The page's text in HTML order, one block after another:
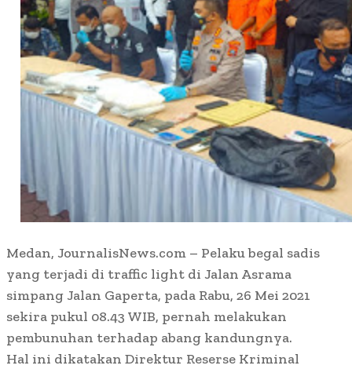
Medan, JournalisNews.com – Pelaku begal sadis
yang terjadi di traffic light di Jalan Asrama
simpang Jalan Gaperta, pada Rabu, 26 Mei 2021
sekira pukul 08.43 WIB, pernah melakukan
pembunuhan terhadap abang kandungnya.
Hal ini dikatakan Direktur Reserse Kriminal